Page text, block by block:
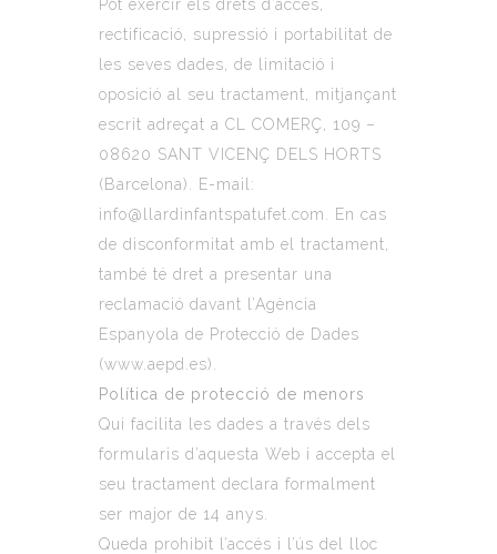
Pot exercir els drets d’accés,
rectificació, supressió i portabilitat de
les seves dades, de limitació i
oposició al seu tractament, mitjançant
escrit adreçat a CL COMERÇ, 109 –
08620 SANT VICENÇ DELS HORTS
(Barcelona). E-mail:
info@llardinfantspatufet.com. En cas
de disconformitat amb el tractament,
també té dret a presentar una
reclamació davant l’Agència
Espanyola de Protecció de Dades
(www.aepd.es).
Política de protecció de menors
Qui facilita les dades a través dels
formularis d’aquesta Web i accepta el
seu tractament declara formalment
ser major de 14 anys.
Queda prohibit l’accés i l’ús del lloc